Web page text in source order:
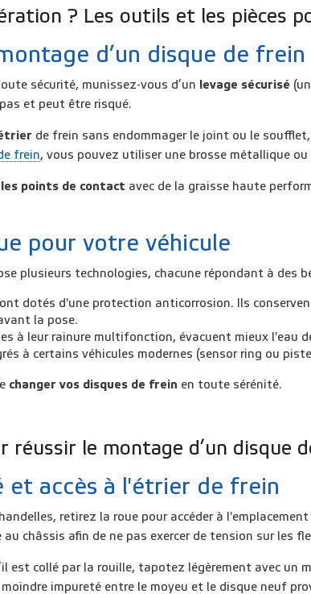
? Les outils et les pièces
d’un disque de frein
sécurité, munissez-vous d’un levage sécurisé
et peut être risqué.
de frein sans endommager le joint ou le
frein, vous pouvez utiliser une brosse métallique
points de contact avec de la graisse haute
pour votre véhicule
plusieurs technologies, chacune répondant à des
dotés d'une protection anticorrosion. Ils
la pose.
à leur rainure multifonction, évacuent mieux l'eau
à certains véhicules modernes (sensor ring ou
changer vos disques de frein en toute sérénité.
réussir le montage d’un disque
et accès à l'étrier de frein
, retirez la roue pour accéder à
châssis afin de ne pas exercer de tension sur les
est collé par la rouille, tapotez légèrement avec un
impureté entre le moyeu et le disque neuf